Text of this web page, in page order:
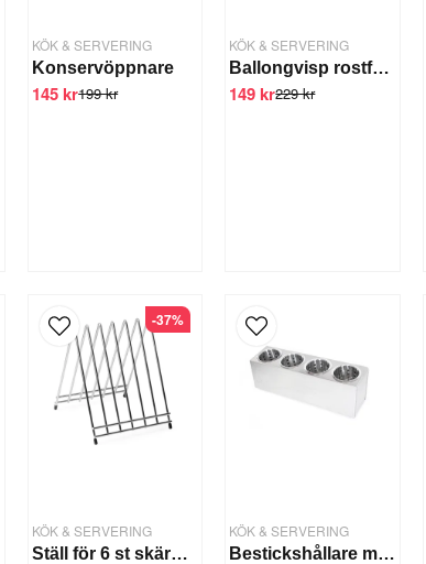
KÖK & SERVERING
Konservöppnare
199 kr
145 kr
KÖK & SERVERING
Ballongvisp rostfri 60 cm
229 kr
149 kr
KÖK & SERVERING
Ställ för 6 st skärbrädor
-37%
KÖK & SERVERING
Bestickshållare med fyra bestickscylindrar